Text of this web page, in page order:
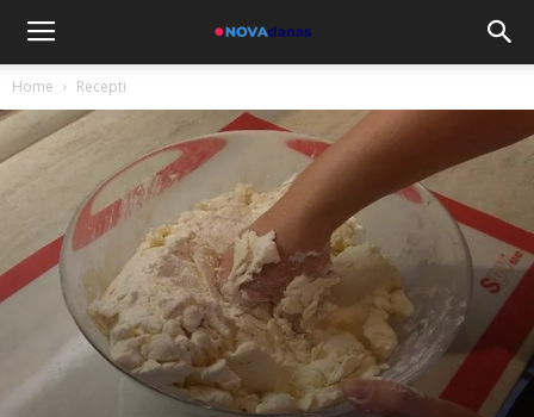
Home Recepti